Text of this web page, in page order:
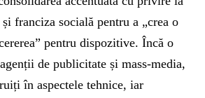
franciza socială pentru a „crea o
pentru dispozitive. Încă o
de publicitate și mass-media,
în aspectele tehnice, iar